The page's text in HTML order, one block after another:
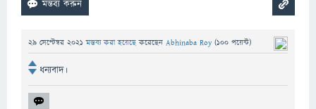
29 সেপ্টেম্বর 2021 মন্তব্য করা হয়েছেকরেছেন Abhinaba Roy (100 পয়েন্ট)
ধন্যবাদ।